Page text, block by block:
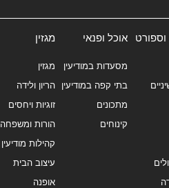
וספורט אוכל ופנאי
מסעדות במודיעין
בתי קפה במודיעין
מתכונים
קינוחים
מגזין
מגזין
הריון ולידה
זוגיות ויחסים
הורות ומשפחה
קהילות מודיעין
עיצוב הבית
אופנה